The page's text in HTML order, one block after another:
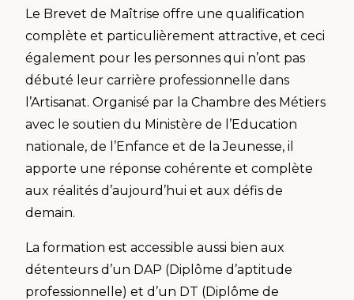
Le Brevet de Maîtrise offre une qualification
complète et particulièrement attractive, et ceci
également pour les personnes qui n’ont pas
débuté leur carrière professionnelle dans
l’Artisanat. Organisé par la Chambre des Métiers
avec le soutien du Ministère de l’Education
nationale, de l’Enfance et de la Jeunesse, il
apporte une réponse cohérente et complète
aux réalités d’aujourd’hui et aux défis de
demain.
La formation est accessible aussi bien aux
détenteurs d’un DAP (Diplôme d’aptitude
professionnelle) et d’un DT (Diplôme de